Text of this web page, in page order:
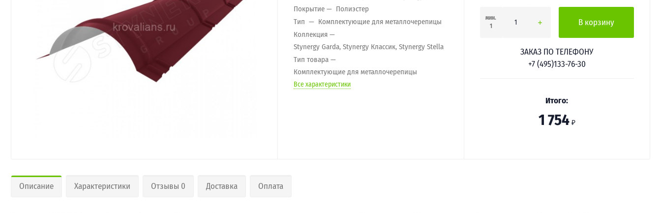
Покрытие
Полиэстер
Тип
Комплектующие для металлочерепицы
Коллекция
Stynergy Garda, Stynergy Классик, Stynergy Stella
Тип товара
Комплектующие для металлочерепицы
Все характеристики
мин.
1
В корзину
ЗАКАЗ ПО ТЕЛЕФОНУ
+7 (495)133-76-30
Итого:
1 754 ₽
Описание Характеристики Отзывы 0 Доставка Оплата